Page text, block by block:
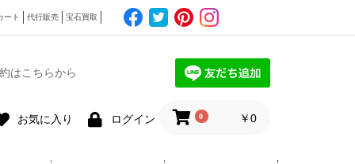
ート 代行販売 宝石買取
はこちらから
お気に入り ログイン 0 ￥0